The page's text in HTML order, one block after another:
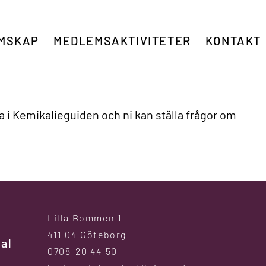
MEDLEMSAKTIVITETER KONTAKT
i Kemikalieguiden och ni kan ställa frågor om
Lilla Bommen 1
411 04 Göteborg
0708-20 44 50